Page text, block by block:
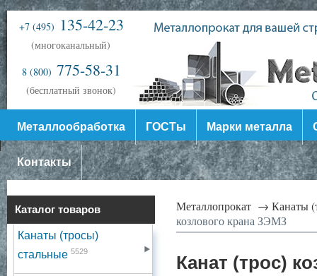
+7 (495) 135-42-23
(многоканальный)
8 (800) 775-58-31
(бесплатный звонок)
Металлообработка ГОСТы Марки металла
Контакты
Каталог товаров
Канаты (тросы)
стальные 5529
Металлопрокат → Канаты
козлового крана ЗЭМЗ
Канат (трос)